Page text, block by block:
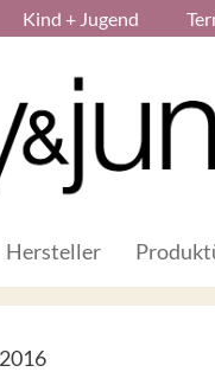
Kind + Jugend
Hersteller